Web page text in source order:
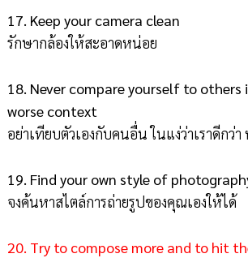
17. Keep your camera clean
รักษากล้องให้สะอาดหน่อย
18. Never compare yourself to
worse context
อย่าเทียบตัวเองกับคนอื่น ในแง่ว่าเราดีกว่า
19. Find your own style of
จงค้นหาสไตล์การถ่ายรูปของคุณเองให้ได้
20. Try to compose more and to hit